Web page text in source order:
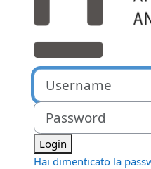
Login su
Username
Password
Login
Hai dimenticato la